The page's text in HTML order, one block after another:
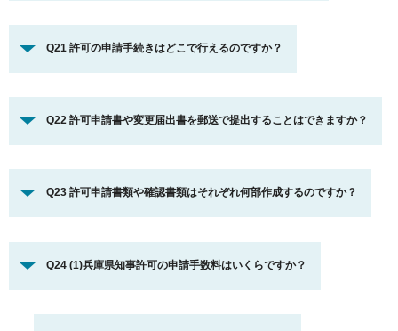
Q21 許可の申請手続きはどこで行えるのですか？
Q22 許可申請書や変更届出書を郵送で提出することはできますか？
Q23 許可申請書類や確認書類はそれぞれ何部作成するのですか？
Q24 (1)兵庫県知事許可の申請手数料はいくらですか？